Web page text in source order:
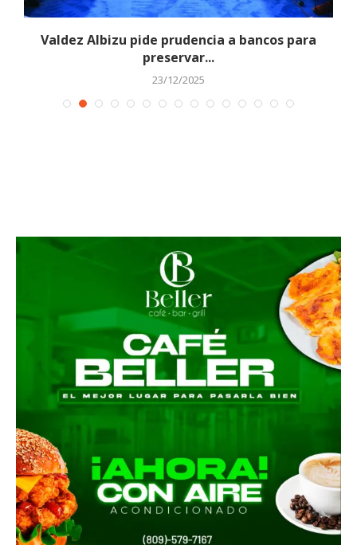
Valdez Albizu pide prudencia a bancos para
preservar...
23/12/2025